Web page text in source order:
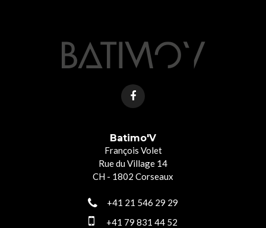
Batimo'V
François Volet
Rue du Village 14
CH - 1802 Corseaux
+41 21 546 29 29
+41 79 831 44 52